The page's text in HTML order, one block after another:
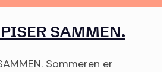
SAMMEN.
Sommeren er